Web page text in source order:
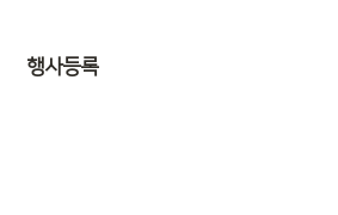
행사등록